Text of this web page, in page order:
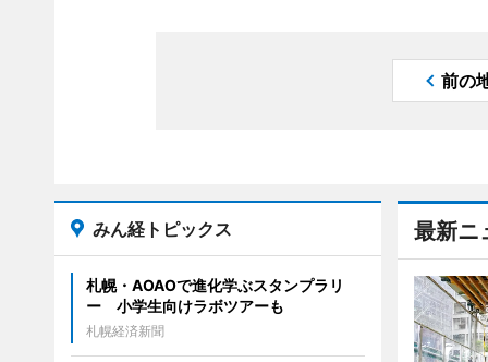
前の
最新ニ
みん経トピックス
札幌・AOAOで進化学ぶスタンプラリ
ー 小学生向けラボツアーも
札幌経済新聞